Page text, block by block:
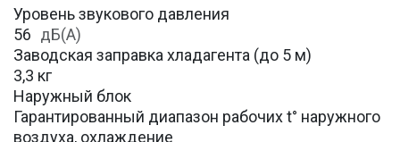
Уровень звукового давления
56 дБ(А)
Заводская заправка хладагента (до 5 м)
3,3 кг
Наружный блок
Гарантированный диапазон рабочих t° наружного
воздуха, охлаждение